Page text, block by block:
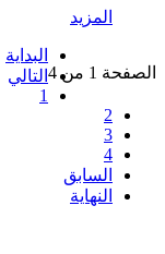
المزيد
الصفحة 1 من 4
البداية
التالي
1
2
3
4
السابق
النهاية